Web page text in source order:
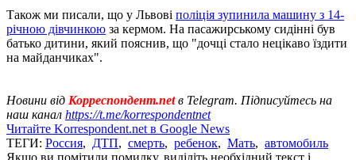
Також ми писали, що у Львові поліція зупинила машину з 14-
річною дівчинкою за кермом. На пасажирському сидінні був
батько дитини, який пояснив, що "дочці стало нецікаво їздити
на майданчиках".
Новини від Корреспондент.netв Telegram. Підписуйтесь на
наш канал https://t.me/korrespondentnet
Читайте Korrespondent.net в Google News
ТЕГИ: Россия, ДТП, смерть, ребенок, Мать, автомобиль
Якщо ви помітили помилку, виділіть необхідний текст і